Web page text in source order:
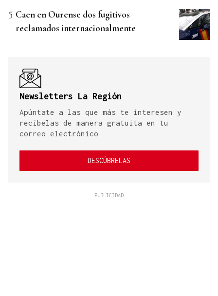
Caen en Ourense dos fugitivos
reclamados internacionalmente
Newsletters La Región
Apúntate a las que más te interesen y
recíbelas de manera gratuita en tu
correo electrónico
DESCÚBRELAS